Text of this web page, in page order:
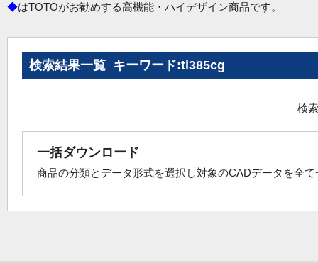
◆はTOTOがお勧めする高機能・ハイデザイン商品です。
検索結果一覧 キーワード:tl385cg
検
一括ダウンロード
商品の分類とデータ形式を選択し対象のCADデータを全